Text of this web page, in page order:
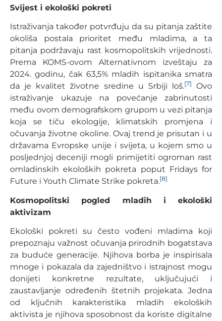
Svijest i ekološki pokreti
Istraživanja također potvrđuju da su pitanja zaštite
okoliša postala prioritet među mladima, a ta
pitanja podržavaju rast kosmopolitskih vrijednosti.
Prema KOMS-ovom Alternativnom izveštaju za
2024. godinu, čak 63,5% mladih ispitanika smatra
da je kvalitet životne sredine u Srbiji loš.[7]
Ovo
istraživanje ukazuje na povećanje zabrinutosti
među ovom demografskom grupom u vezi pitanja
koja se tiču ekologije, klimatskih promjena i
očuvanja životne okoline. Ovaj trend je prisutan i u
državama Evropske unije i svijeta, u kojem smo u
posljednjoj deceniji mogli primijetiti ogroman rast
omladinskih ekoloških pokreta poput Fridays for
Future i Youth Climate Strike pokreta.[8]
Kosmopolitski pogled mladih i ekološki
aktivizam
Ekološki pokreti su često vođeni mladima koji
prepoznaju važnost očuvanja prirodnih bogatstava
za buduće generacije. Njihova borba je inspirisala
mnoge i pokazala da zajedništvo i istrajnost mogu
donijeti konkretne rezultate, uključujući i
zaustavljanje određenih štetnih projekata. Jedna
od ključnih karakteristika mladih ekoloških
aktivista je njihova sposobnost da koriste digitalne